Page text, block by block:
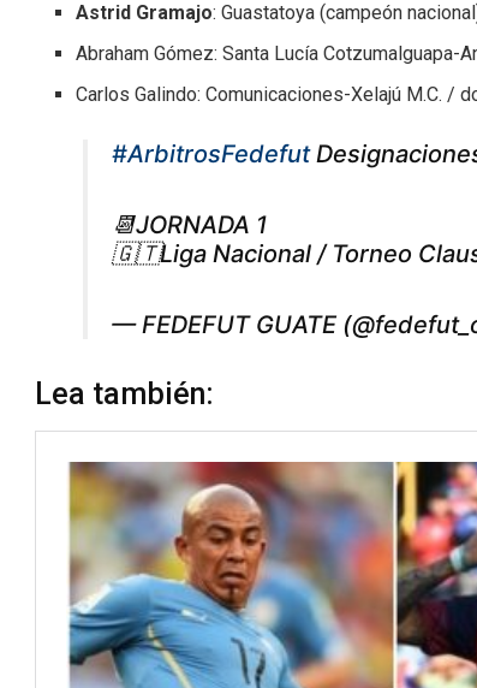
Astrid Gramajo: Guastatoya (campeón
Abraham Gómez: Santa Lucía Cotzumalguapa-
Carlos Galindo: Comunicaciones-Xelajú M.C. /
#ArbitrosFedefut
📆JORNADA 1
🇬🇹Liga Nacional / Torneo
— FEDEFUT GUATE
Lea también: